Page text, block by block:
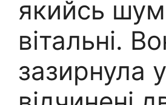
якийсь шум
вітальні.
зазирнула у